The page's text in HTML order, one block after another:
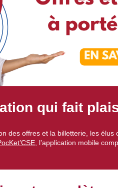
qui fait
des offres et la billetterie, les
, l’application mobile